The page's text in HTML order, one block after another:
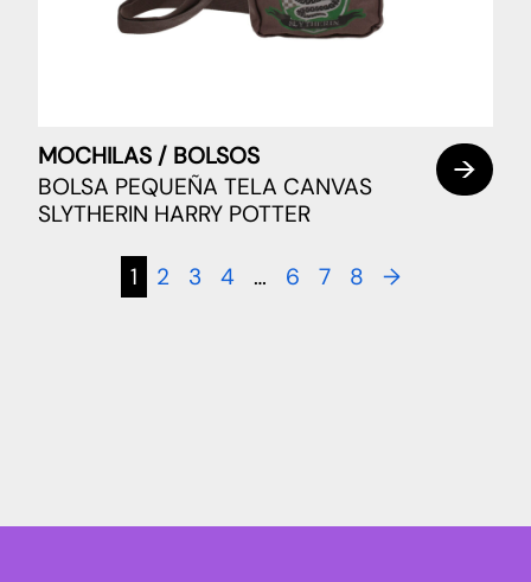
MOCHILAS / BOLSOS
BOLSA PEQUEÑA TELA CANVAS
SLYTHERIN HARRY POTTER
1 2 3 4 … 6 7 8 →